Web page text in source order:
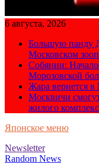
6 августа, 2026
Большую панду
Московском
Собянин:
Морозовской
Жара вернется
Москвичи
жилого
Японское меню
Newsletter
Random News